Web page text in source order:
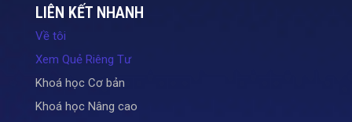
LIÊN KẾT NHANH
Về tôi
Xem Quẻ Riêng Tư
Khoá học Cơ bản
Khoá học Nâng cao